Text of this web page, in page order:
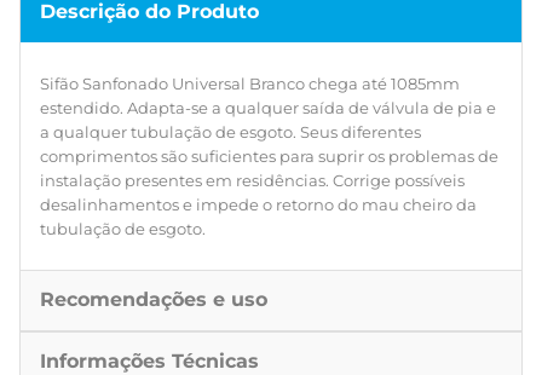
Descrição do Produto
Sifão Sanfonado Universal Branco chega até 1085mm
estendido. Adapta-se a qualquer saída de válvula de pia e
a qualquer tubulação de esgoto. Seus diferentes
comprimentos são suficientes para suprir os problemas de
instalação presentes em residências. Corrige possíveis
desalinhamentos e impede o retorno do mau cheiro da
tubulação de esgoto.
Recomendações e uso
Informações Técnicas